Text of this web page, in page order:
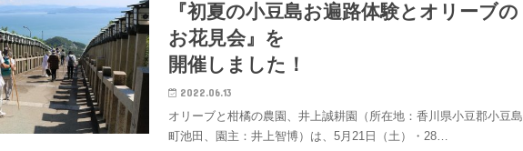
『初夏の小豆島お遍路体験とオリーブの
お花見会』を
開催しました！
2022.06.13
オリーブと柑橘の農園、井上誠耕園（所在地：香川県小豆郡小豆島
町池田、園主：井上智博）は、5月21日（土）・28…